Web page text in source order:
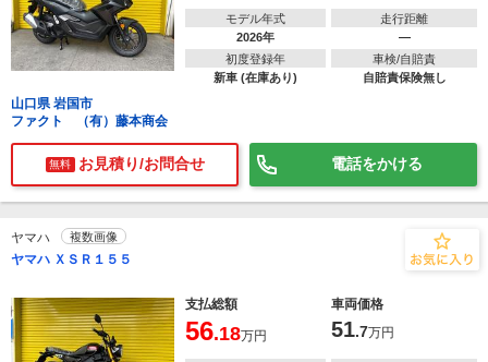
モデル年式
2026年
走行距離
―
初度登録年
新車 (在庫あり)
車検/自賠責
自賠責保険無し
山口県 岩国市
ファクト （有）藤本商会
無料 お見積り/お問合せ 電話をかける
ヤマハ 複数画像
ヤマハ ＸＳＲ１５５
支払総額 車両価格
56.18万円 51.7万円